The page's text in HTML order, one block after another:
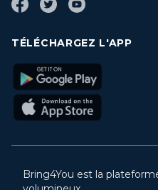
TÉLÉCHARGEZ L'APP
Bring4You est la